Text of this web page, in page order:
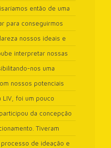
então de uma
para conseguirmos
nossos ideais e
interpretar nossas
nos uma
nossos potenciais
LIV, foi um pouco
da concepção
Tiveram
de ideação e